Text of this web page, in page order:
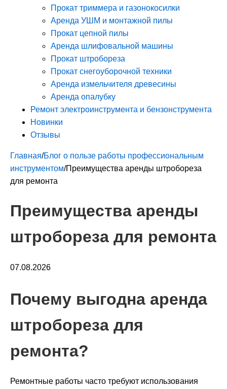
Прокат триммера и газонокосилки
Аренда УШМ и монтажной пилы
Прокат цепной пилы
Аренда шлифовальной машины
Прокат штробореза
Прокат снегоуборочной техники
Аренда измельчителя древесины
Аренда опалубку
Ремонт электроинструмента и бензонструмента
Новинки
Отзывы
Главная/Блог о пользе работы профессиональным
инструментом/Преимущества аренды штробореза
для ремонта
Преимущества аренды
штробореза для ремонта
07.08.2026
Почему выгодна аренда
штробореза для
ремонта?
Ремонтные работы часто требуют использования